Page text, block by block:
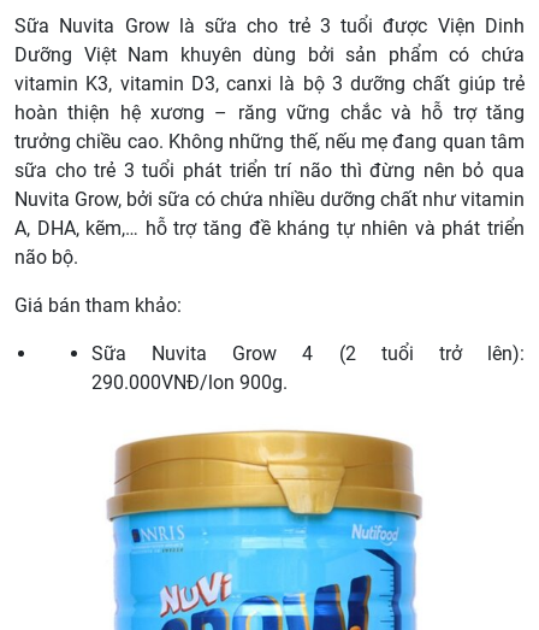
Sữa Nuvita Grow là sữa cho trẻ 3 tuổi được Viện Dinh
Dưỡng Việt Nam khuyên dùng bởi sản phẩm có chứa
vitamin K3, vitamin D3, canxi là bộ 3 dưỡng chất giúp trẻ
hoàn thiện hệ xương – răng vững chắc và hỗ trợ tăng
trưởng chiều cao. Không những thế, nếu mẹ đang quan tâm
sữa cho trẻ 3 tuổi phát triển trí não thì đừng nên bỏ qua
Nuvita Grow, bởi sữa có chứa nhiều dưỡng chất như vitamin
A, DHA, kẽm,… hỗ trợ tăng đề kháng tự nhiên và phát triển
não bộ.
Giá bán tham khảo:
Sữa Nuvita Grow 4 (2 tuổi trở lên):
290.000VNĐ/lon 900g.